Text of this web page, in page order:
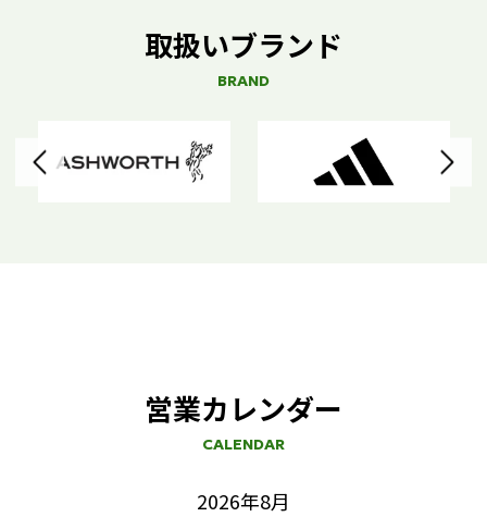
取扱いブランド
BRAND
営業カレンダー
CALENDAR
2026年8月